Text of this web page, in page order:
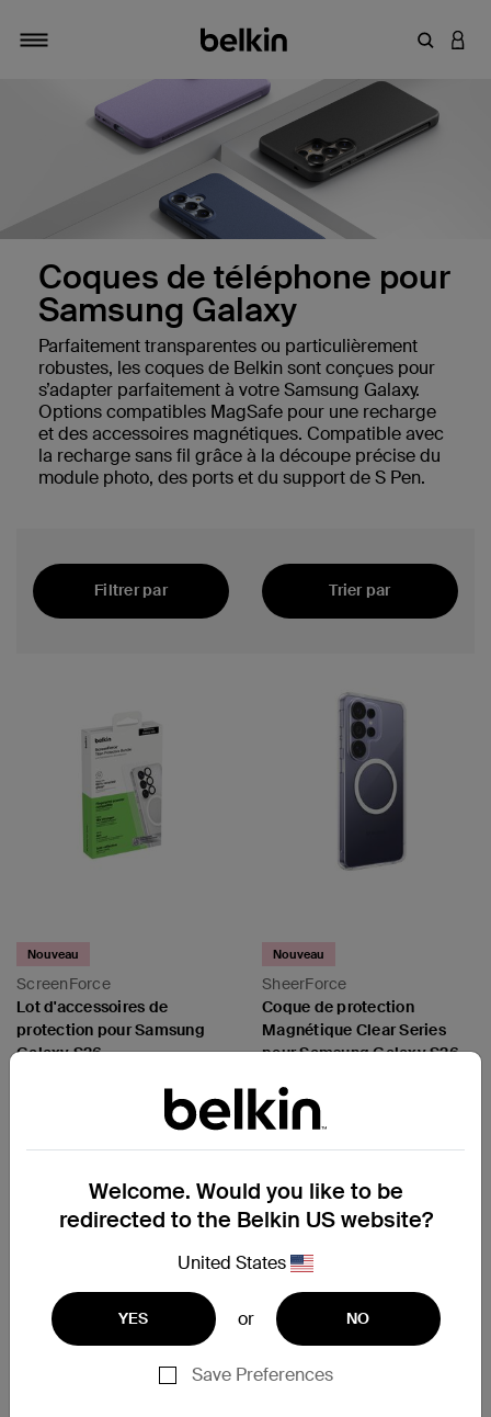
Navigation tiroir
Saisir
Coques de téléphone pour
Samsung Galaxy
Parfaitement transparentes ou particulièrement
robustes, les coques de Belkin sont conçues pour
s’adapter parfaitement à votre Samsung Galaxy.
Options compatibles MagSafe pour une recharge
et des accessoires magnétiques. Compatible avec
la recharge sans fil grâce à la découpe précise du
module photo, des ports et du support de S Pen.
Filtrer par
Trier par
Samsung
ScreenForce
Nouveau
Lot d'accessoires de
protection pour Samsung
Galaxy S26
SheerForce
Nouveau
Coque de protection
Magnétique Clear Series
pour Samsung Galaxy S26
Price:
Welcome. Would you like to be
redirected to the Belkin US website?
United States
YES or NO
Save Preferences